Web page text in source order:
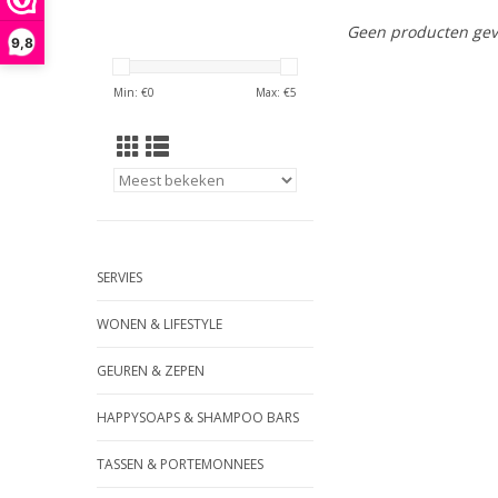
9,8
Min: €0 Max: €5
SERVIES
WONEN & LIFESTYLE
GEUREN & ZEPEN
HAPPYSOAPS & SHAMPOO BARS
TASSEN & PORTEMONNEES
Geen producten